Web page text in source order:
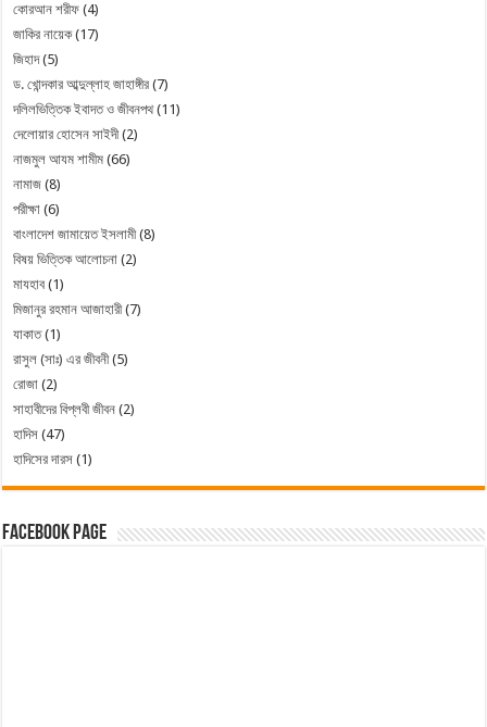
কোরআন শরীফ (4)
জাকির নায়েক(17)
জিহাদ(5)
ড. খোন্দকার আব্দুল্লাহ জাহাঙ্গীর (7)
দলিলভিত্তিক ইবাদত ও জীবনপথ(11)
দেলোয়ার হোসেন সাইদী(2)
নাজমুল আযম শামীম (66)
নামাজ (8)
পরীক্ষা (6)
বাংলাদেশ জামায়েত ইসলামী(8)
বিষয় ভিত্তিক আলোচনা (2)
মাযহাব (1)
মিজানুর রহমান আজাহারী(7)
যাকাত(1)
রাসুল (সাঃ) এর জীবনী(5)
রোজা (2)
সাহাবীদের বিপ্লবী জীবন (2)
হাদিস (47)
হাদিসের দারস (1)
Facebook Page